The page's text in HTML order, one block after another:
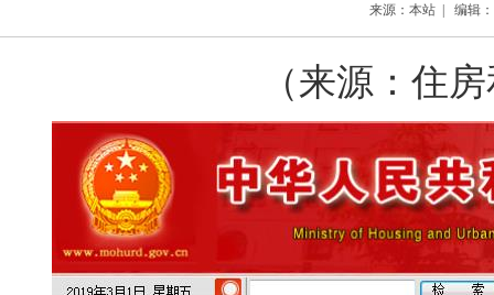
来源：本站 | 编辑
（来源：住房